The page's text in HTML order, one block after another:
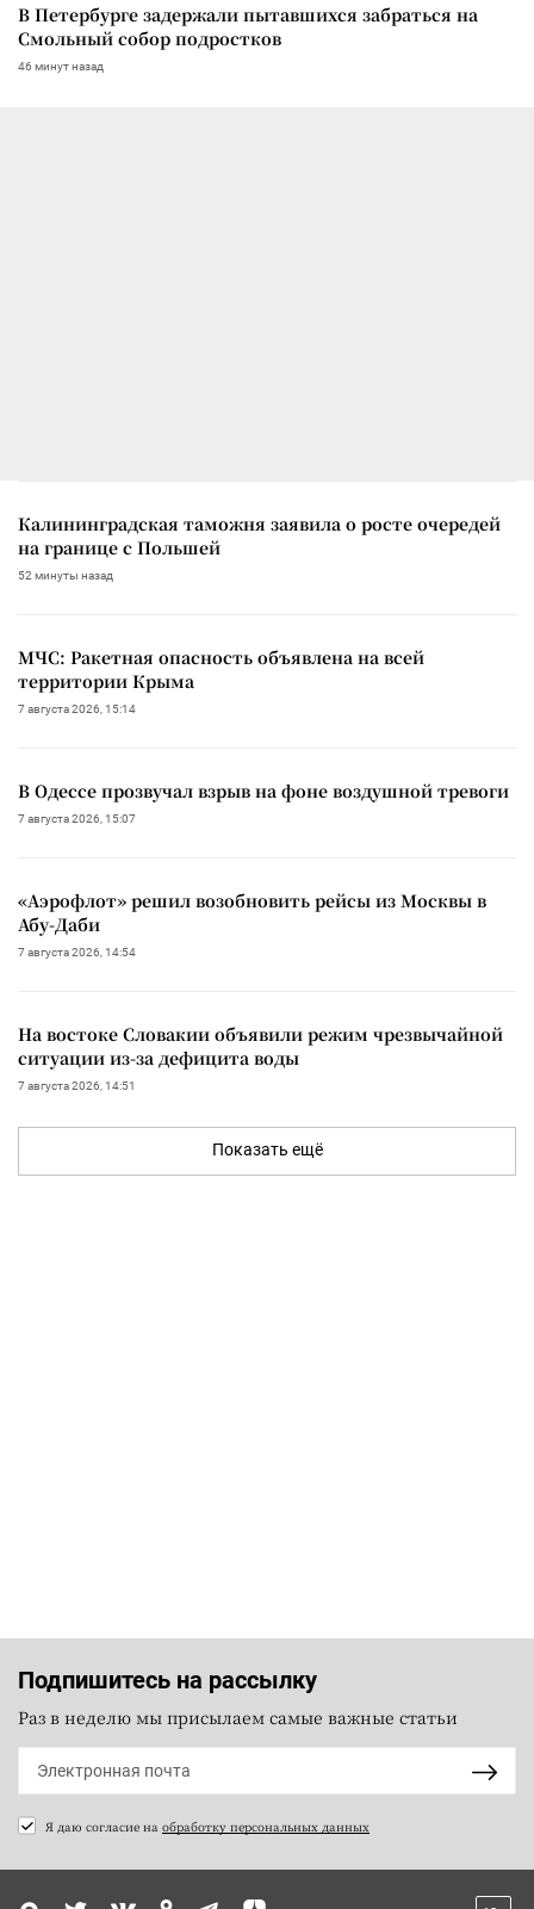
В Петербурге задержали пытавшихся забраться на
Смольный собор подростков
46 минут назад
Калининградская таможня заявила о росте очередей
на границе с Польшей
52 минуты назад
МЧС: Ракетная опасность объявлена на всей
территории Крыма
7 августа 2026, 15:14
В Одессе прозвучал взрыв на фоне воздушной тревоги
7 августа 2026, 15:07
«Аэрофлот» решил возобновить рейсы из Москвы в
Абу-Даби
7 августа 2026, 14:54
На востоке Словакии объявили режим чрезвычайной
ситуации из-за дефицита воды
7 августа 2026, 14:51
Показать ещё
Подпишитесь на рассылку
Раз в неделю мы присылаем самые важные статьи
Я даю согласие на обработку персональных данных